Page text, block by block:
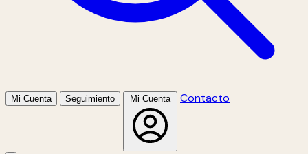
Mi Cuenta Seguimiento Mi Cuenta Contacto